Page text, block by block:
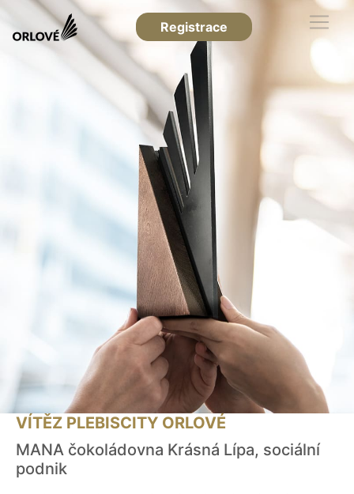
Registrace
VÍTĚZ PLEBISCITY ORLOVÉ
MANA čokoládovna Krásná Lípa, sociální
podnik